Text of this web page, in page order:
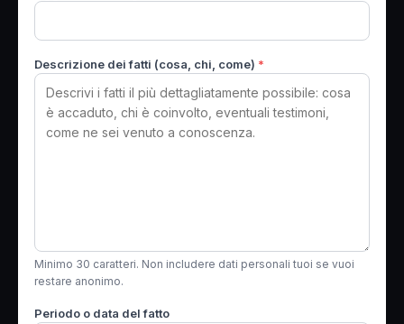
Descrizione dei fatti (cosa, chi, come) *
Minimo 30 caratteri. Non includere dati personali tuoi se vuoi
restare anonimo.
Periodo o data del fatto